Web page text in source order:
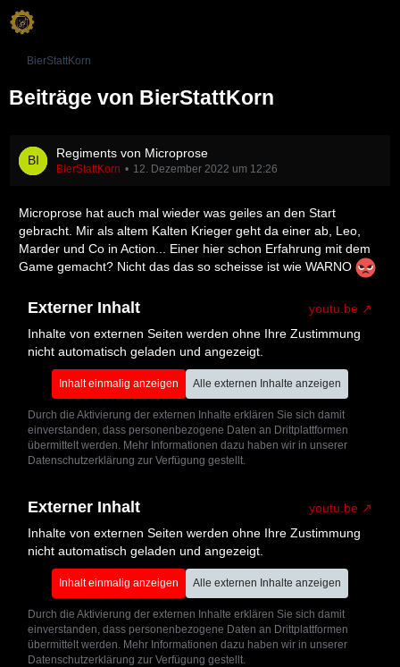
BierStattKorn
Beiträge von BierStattKorn
Regiments von Microprose
BierStattKorn 12. Dezember 2022 um 12:26
Microprose hat auch mal wieder was geiles an den Start
gebracht. Mir als altem Kalten Krieger geht da einer ab, Leo,
Marder und Co in Action... Einer hier schon Erfahrung mit dem
Game gemacht? Nicht das das so scheisse ist wie WARNO
Externer Inhalt
youtu.be
Inhalte von externen Seiten werden ohne Ihre Zustimmung
nicht automatisch geladen und angezeigt.
Inhalt einmalig anzeigen Alle externen Inhalte anzeigen
Durch die Aktivierung der externen Inhalte erklären Sie sich damit
einverstanden, dass personenbezogene Daten an Drittplattformen
übermittelt werden. Mehr Informationen dazu haben wir in unserer
Datenschutzerklärung zur Verfügung gestellt.
Externer Inhalt
youtu.be
Inhalte von externen Seiten werden ohne Ihre Zustimmung
nicht automatisch geladen und angezeigt.
Inhalt einmalig anzeigen Alle externen Inhalte anzeigen
Durch die Aktivierung der externen Inhalte erklären Sie sich damit
einverstanden, dass personenbezogene Daten an Drittplattformen
übermittelt werden. Mehr Informationen dazu haben wir in unserer
Datenschutzerklärung zur Verfügung gestellt.